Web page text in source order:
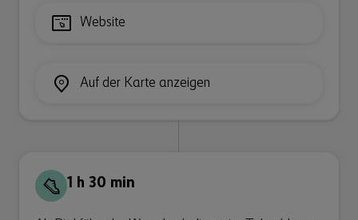
Website
Auf der Karte anzeigen
1 h 30 min